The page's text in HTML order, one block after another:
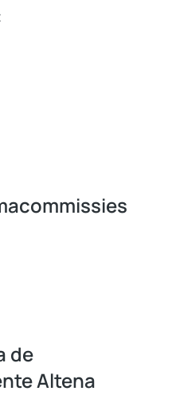
de
Altena